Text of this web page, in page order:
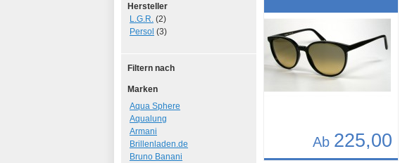
Ab 225,00
Hersteller
L.G.R. (2)
Persol (3)
Filtern nach
Marken
Aqua Sphere
Aqualung
Armani
Brillenladen.de
Bruno Banani